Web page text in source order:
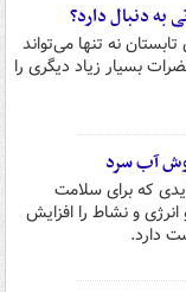
دنبال دارد؟
نه تنها می‌تواند
بسیار زیاد دیگری را
آب سرد
که برای سلامت
و نشاط را افزایش
دارد.